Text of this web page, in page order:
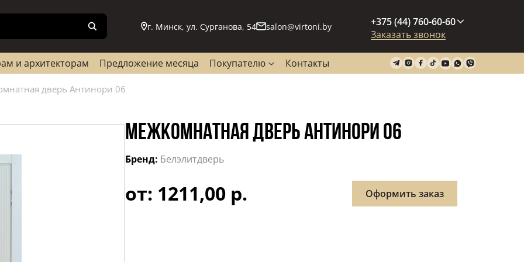
г. Минск, ул. Сурганова, 54 salon@virtoni.by
+375 (44) 760-60-60
Заказать звонок
и архитекторам Предложение месяца Покупателю Контакты
дверь Антинори 06
МЕЖКОМНАТНАЯ ДВЕРЬ АНТИНОРИ 06
Бренд: Белэлитдверь
от: 1211,00 р. Оформить заказ